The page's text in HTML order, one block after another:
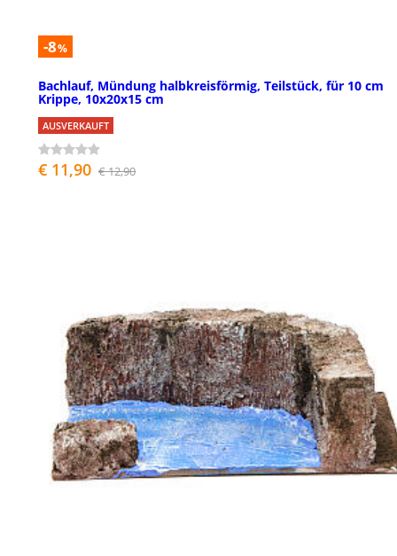
-8%
Bachlauf, Mündung halbkreisförmig, Teilstück, für 10 cm
Krippe, 10x20x15 cm
AUSVERKAUFT
€ 11,90 € 12,90